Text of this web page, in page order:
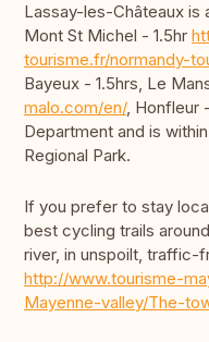
Lassay-les-Châteaux
Mont St Michel - 1.5hr
tourisme.fr/normandy-
Bayeux - 1.5hrs, Le
malo.com/en/, Honfleur
Department and is
Regional Park.
If you prefer to stay
best cycling trails
river, in unspoilt, traffic-
http://www.tourisme-
Mayenne-valley/The-